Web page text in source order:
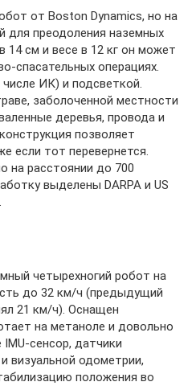
от Boston Dynamics, но на
для преодоления наземных
14 см и весе в 12 кг он может
спасательных операциях.
ИК) и подсветкой.
заболоченной местности
деревья, провода и
позволяет
если тот перевернется.
на расстоянии до 700
выделены DARPA и US
четырехногий робот на
до 32 км/ч (предыдущий
21 км/ч). Оснащен
на метаноле и довольно
сенсор, датчики
визуальной одометрии,
положения во